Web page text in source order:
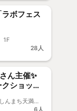
ボフェス
1F
28人
ん主催✨
ショップ
Tottori M...、米子市西福原2-1-10 米子しんまち天満屋4F
6人